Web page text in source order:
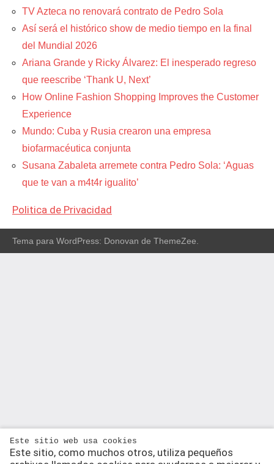
TV Azteca no renovará contrato de Pedro Sola
Así será el histórico show de medio tiempo en la final
del Mundial 2026
Ariana Grande y Ricky Álvarez: El inesperado regreso
que reescribe ‘Thank U, Next’
How Online Fashion Shopping Improves the Customer
Experience
Mundo: Cuba y Rusia crearon una empresa
biofarmacéutica conjunta
Susana Zabaleta arremete contra Pedro Sola: ‘Aguas
que te van a m4t4r igualito’
Politica de Privacidad
Tema para WordPress: Donovan de ThemeZee.
Este sitio web usa cookies
Este sitio, como muchos otros, utiliza pequeños